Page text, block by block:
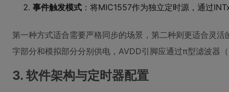
事件触发模式 ：将MIC1557作为独立定时源，通过
第一种方式适合需要严格同步的场景，第二种则更适合灵
字部分和模拟部分分别供电，AVDD引脚应通过π型滤波器
3. 软件架构与定时器配置